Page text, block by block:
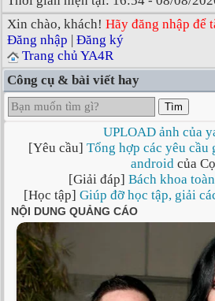
Xin chào, khách! Hãy đăng nhập để
Đăng nhập | Đăng ký
Trang chủ YA4R
Công cụ & bài viết hay
Tìm
UPLOAD ảnh của
[Yêu cầu] Tổng hợp các yêu cầu
androidcủa
[Giải đáp] Bách khoa
[Học tập] Giúp đỡ học tập, giải